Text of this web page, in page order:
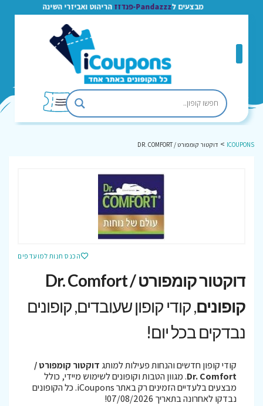
מבצעים ל Pandazzz-פנדזז הריהוט ואביזרי השינה
ICOUPONS
> דוקטור קומפורט / DR. COMFORT
הכנס חנות למועדפים
דוקטור קומפורט / Dr. Comfort
קופונים, קודי קופון שעובדים, קופונים
נבדקים בכל יום!
קודי קופון חדשים והנחות פעילות למותגדוקטור קומפורט /
Dr. Comfort. מגוון הטבות וקופונים לשימוש מיידי, כולל
מבצעים בלעדיים הזמינים רק באתר iCoupons. כל הקופונים
נבדקו לאחרונה בתאריך 07/08/2026!